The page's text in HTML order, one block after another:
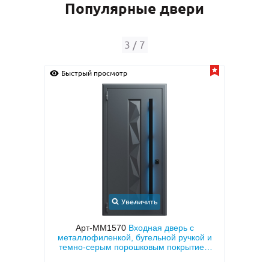
Популярные двери
4 / 7
Быстрый просмотр
Увеличить
Арт-ММ24Входная дверь с порошковым
напылением «серый шелк» и МДФ ПВХ
для квартиры